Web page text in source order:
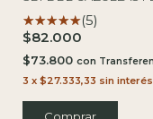
(5)
$82.000
$73.800 con
3 x $27.333,33 sin interés